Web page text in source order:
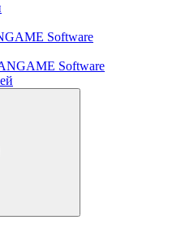
Software
Software